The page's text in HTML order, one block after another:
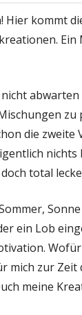
Hier kommt
Ein
abwarten
zu
die zweite
total
ein Lob
mich zur
meine